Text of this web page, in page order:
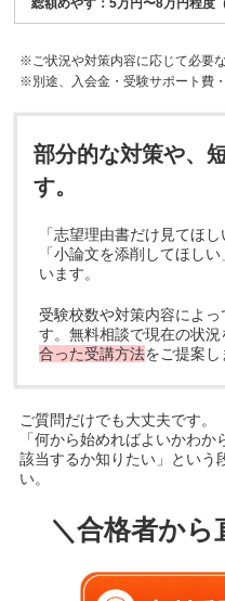
総額めやす：5万円〜8万円程度
※ご状況や対策内容に応じて必要
※別途、入会金・受験サポート費
部分的な対策や、
す。
「志望理由書だけ見てほ
「小論文を添削してほし
います。
受験校数や対策内容によ
す。無料相談で現在の状況
合った受講方法をご提案し
ご質問だけでも大丈夫です。
「何から始めればよいかわ
該当するか知りたい」という
い。
＼合格者から